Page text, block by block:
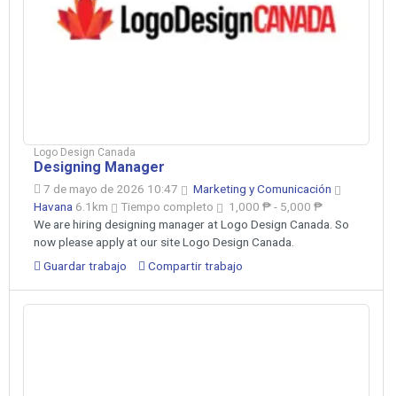
Logo Design Canada
Designing Manager
7 de mayo de 2026 10:47
Marketing y Comunicación
Havana 6.1km Tiempo completo
1,000 ₱ - 5,000 ₱
We are hiring designing manager at Logo Design Canada. So
now please apply at our site Logo Design Canada.
Guardar trabajo
Compartir trabajo